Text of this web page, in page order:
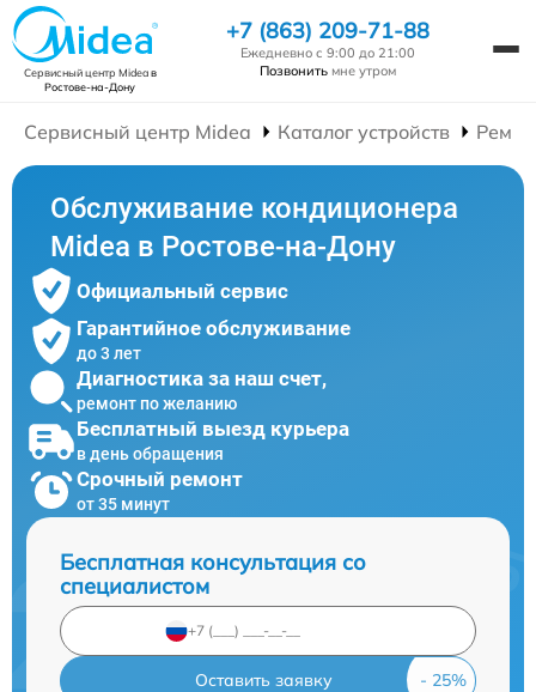
Сервисный центр Mideaв
Ростове-на-Дону
+7 (863) 209-71-88
Ежедневно с 9:00 до 21:00
Позвонить мне утром
Сервисный центр Midea Каталог устройств
Обслуживание кондиционера
Midea в Ростове-на-Дону
Официальный сервис
Гарантийное обслуживание
до 3 лет
Диагностика за наш счет,
ремонт по желанию
Бесплатный выезд курьера
в день обращения
Срочный ремонт
от 35 минут
Бесплатная консультация со
специалистом
Оставить заявку